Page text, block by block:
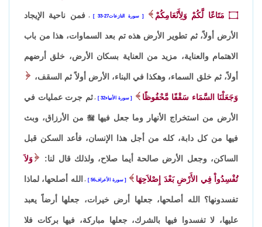
۝ مَتَاعًا لَّكُمْ وَلِأَنْعَامِكُمْ سورة النازعات27-33 ،فمن ناحية الإيجاد
الأرض أولاً، ثم تطوير الأرض هذه تم بعد السماوات، هذا من باب
الاهتمام والعناية، مزيد من العناية بسكان الأرض، خلق أرضهم
أولاً، ثم خلق السماء، وهكذا في البناء، الأرض أولاً ثم السقف،
وَجَعَلْنَا السَّمَاء سَقْفًا مَّحْفُوظًا سورة الأنبياء32 ،ثم جرت عمليات في
الأرض من استخراج الأنهار وما جعل فيها من الأرزاق، وبث
فيها من كل دابة، كله من أجل هذا الإنسان، فأعد السكن قبل
الساكن، وجعل الأرض صالحة أيما صلاح، ولذلك قال لنا: وَلاَ
تُفْسِدُواْ فِي الأَرْضِ بَعْدَ إِصْلاَحِهَا سورة الأعراف56 ، الله أصلحها، لماذا
تفسدونها؟ الله أصلحها، جعلها أرض خيرات، جعلها أرضاً يعبد
عليها، لا تفسدوا فيها بالشرك، جعلها مباركة، فيها بركات فلا